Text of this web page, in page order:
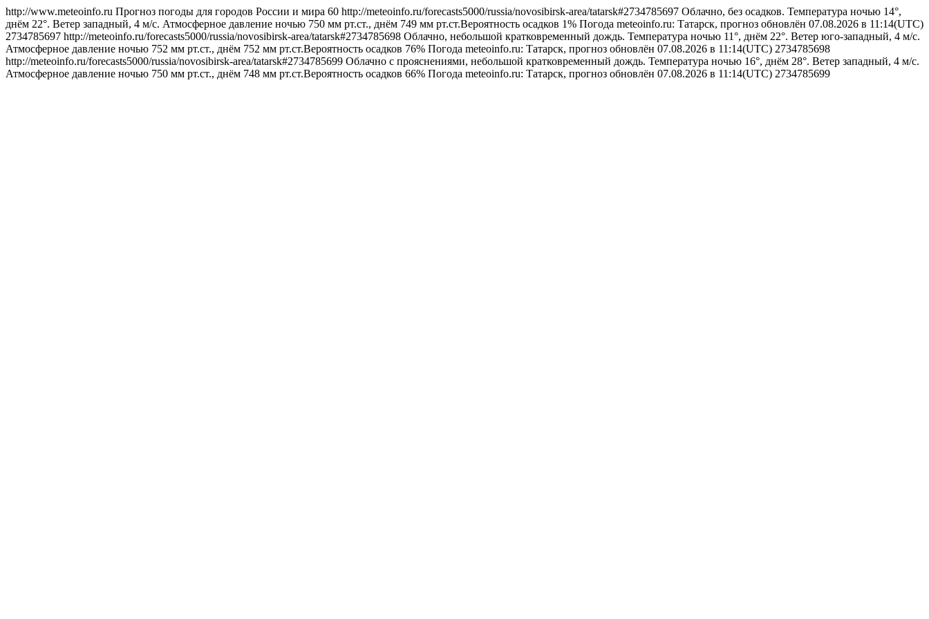
http://www.meteoinfo.ru Прогноз погоды для городов России и мира 60 http://meteoinfo.ru/forecasts5000/russia/novosibirsk-area/tatarsk#2734785697 Облачно, без осадков. Температура ночью 14°,
днём 22°. Ветер западный, 4 м/с. Атмосферное давление ночью 750 мм рт.ст., днём 749 мм рт.ст.Вероятность осадков 1% Погода meteoinfo.ru: Татарск, прогноз обновлён 07.08.2026 в 11:14(UTC)
2734785697 http://meteoinfo.ru/forecasts5000/russia/novosibirsk-area/tatarsk#2734785698 Облачно, небольшой кратковременный дождь. Температура ночью 11°, днём 22°. Ветер юго-западный, 4 м/с.
Атмосферное давление ночью 752 мм рт.ст., днём 752 мм рт.ст.Вероятность осадков 76% Погода meteoinfo.ru: Татарск, прогноз обновлён 07.08.2026 в 11:14(UTC) 2734785698
http://meteoinfo.ru/forecasts5000/russia/novosibirsk-area/tatarsk#2734785699 Облачно с прояснениями, небольшой кратковременный дождь. Температура ночью 16°, днём 28°. Ветер западный, 4 м/с.
Атмосферное давление ночью 750 мм рт.ст., днём 748 мм рт.ст.Вероятность осадков 66% Погода meteoinfo.ru: Татарск, прогноз обновлён 07.08.2026 в 11:14(UTC) 2734785699